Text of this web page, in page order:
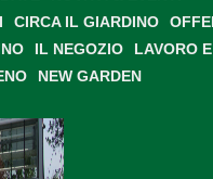
CIRCA IL GIARDINO
IL NEGOZIO
LAVORO
NEW GARDEN